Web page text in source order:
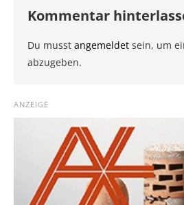
Kommentar
Du musst angemeldet sein, um
abzugeben.
ANZEIGE